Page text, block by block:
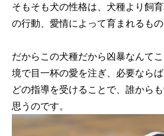
そもそも犬の性格は、犬種より飼
の行動、愛情によって育まれるもの
だからこの犬種だから凶暴なんて
境で目一杯の愛を注ぎ、必要なら
どの指導を受けることで、誰から
思うのです。